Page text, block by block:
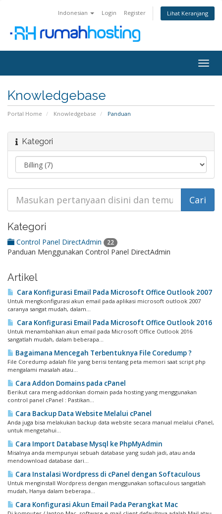
Indonesian Login Register Lihat Keranjang
Knowledgebase
Portal Home Knowledgebase Panduan
Kategori
Kategori
Control Panel DirectAdmin 22
Panduan Menggunakan Control Panel DirectAdmin
Artikel
Cara Konfigurasi Email Pada Microsoft Office Outlook 2007
Untuk mengkonfigurasi akun email pada aplikasi microsoft outlook 2007
caranya sangat mudah, dalam...
Cara Konfigurasi Email Pada Microsoft Office Outlook 2016
Untuk menambahkan akun email pada Microsoft Office Outlook 2016
sangatlah mudah, dalam beberapa...
Bagaimana Mencegah Terbentuknya File Coredump ?
File Coredump adalah file yang berisi tentang peta memori saat script php
mengalami masalah atau...
Cara Addon Domains pada cPanel
Berikut cara meng-addonkan domain pada hosting yang menggunakan
control panel cPanel : Pastikan...
Cara Backup Data Website Melalui cPanel
Anda juga bisa melakukan backup data website secara manual melalui cPanel,
untuk mengetahui...
Cara Import Database Mysql ke PhpMyAdmin
Misalnya anda mempunyai sebuah database yang sudah jadi, atau anda
mendownload database dari...
Cara Instalasi Wordpress di cPanel dengan Softaculous
Untuk menginstall Wordpress dengan menggunakan softaculous sangatlah
mudah, Hanya dalam beberapa...
Cara Konfigurasi Akun Email Pada Perangkat Mac